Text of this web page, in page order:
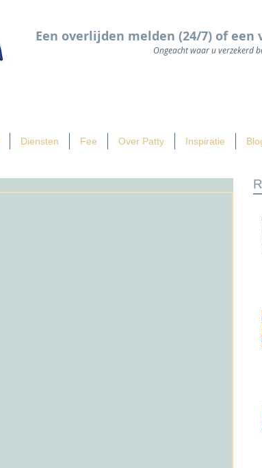
Een overlijden melden (24/7) of een
Ongeacht waar u verzekerd
Diensten Fee Over Patty Inspiratie